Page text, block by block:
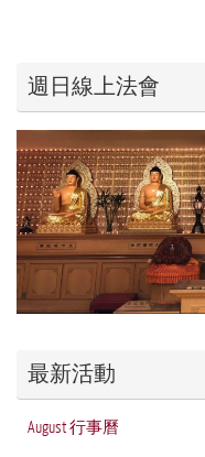
週日線上法會
最新活動
August 行事曆